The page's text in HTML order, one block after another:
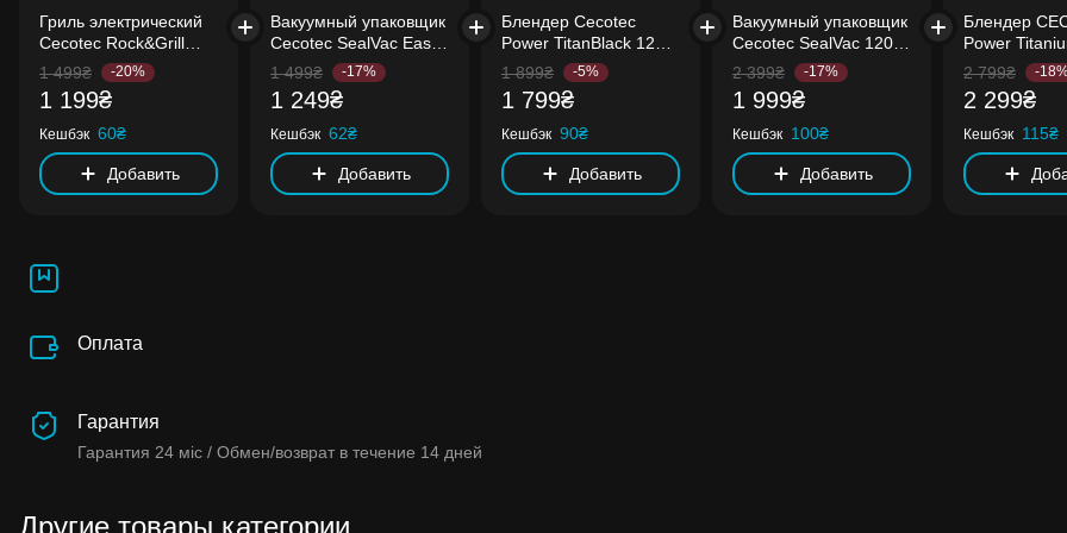
Гриль электрический
Cecotec Rock&Grill
1500 Rapid
1 499₴ -20%
1 199₴
Кешбэк 60₴
Добавить
Вакуумный упаковщик
Cecotec SealVac Easy
Magnetik
1 499₴ -17%
1 249₴
Кешбэк 62₴
Добавить
Блендер Cecotec
Power TitanBlack 1200
XL Cream&Crush
(CCTC-04292)
1 899₴ -5%
1 799₴
Кешбэк 90₴
Добавить
Вакуумный упаковщик
Cecotec SealVac 120
SteelCut
2 399₴ -17%
1 999₴
Кешбэк 100₴
Добавить
Блендер
Power
2000MAX
Black
2 799₴ -
2 299₴
Кешбэк 115₴
Оплата
Гарантия
Гарантия 24 міс / Обмен/возврат в течение 14 дней
Другие товары категории